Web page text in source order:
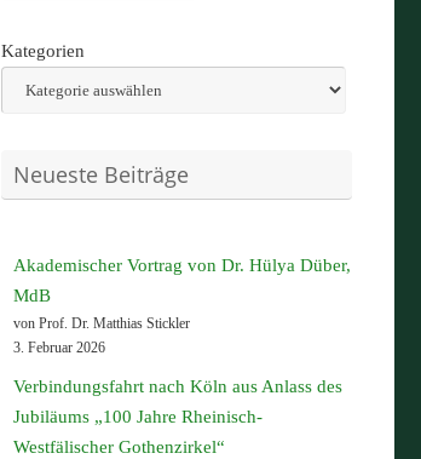
Kategorien
Neueste Beiträge
Akademischer Vortrag von Dr. Hülya Düber,
MdB
von Prof. Dr. Matthias Stickler
3. Februar 2026
Verbindungsfahrt nach Köln aus Anlass des
Jubiläums „100 Jahre Rheinisch-
Westfälischer Gothenzirkel“